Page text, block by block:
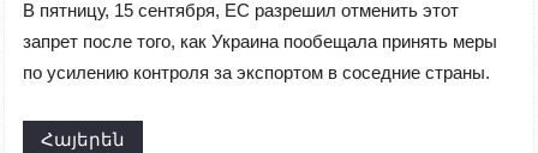
В пятницу, 15 сентября, ЕС разрешил отменить этот
запрет после того, как Украина пообещала принять меры
по усилению контроля за экспортом в соседние страны.
Հայերեն